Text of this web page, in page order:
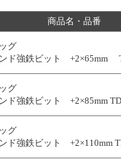
商品名・品番
グ
ド強鉄ビット +2×65mm
グ
ド強鉄ビット +2×85mm
グ
ド強鉄ビット +2×110mm